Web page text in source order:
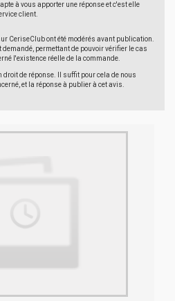
à vous apporter une réponse et c'est elle
client.
CeriseClub ont été modérés avant publication.
demandé, permettant de pouvoir vérifier le cas
l'existence réelle de la commande.
droit de réponse. Il suffit pour cela de nous
et la réponse à publier à cet avis.